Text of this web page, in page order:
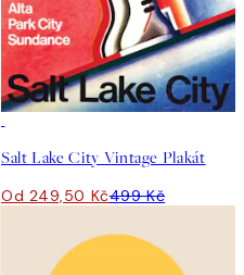
Salt Lake City Vintage Plakát
Od 249,50 Kč499 Kč